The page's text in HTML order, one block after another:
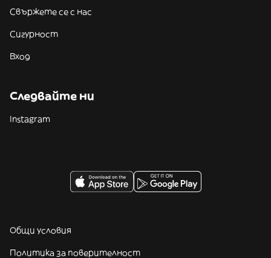
Свържете се с нас
Сигурност
Вход
Следвайте ни
Instagram
Общи условия
Политика за поверителност